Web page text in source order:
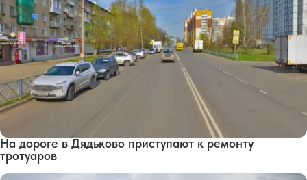
На дороге в Дядьково приступают к ремонту
тротуаров